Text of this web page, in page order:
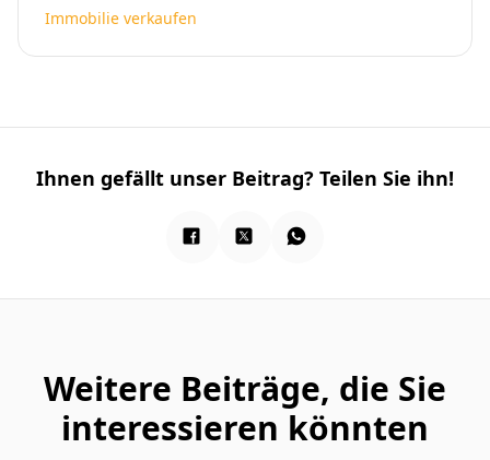
Immobilie verkaufen
Ihnen gefällt unser Beitrag? Teilen Sie ihn!
FacebookTwitter / XWhatsApp
Weitere Beiträge, die Sie
interessieren könnten